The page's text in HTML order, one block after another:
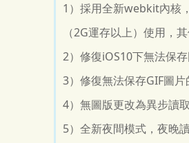
1）採用全新webkit內核
（2G運存以上）使用，
2）修復iOS10下無法保
3）修復無法保存GIF圖
4）無圖版更改為異步讀
5）全新夜間模式，夜晚